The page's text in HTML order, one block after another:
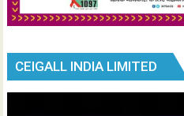
CEIGALL INDIA LIMITED